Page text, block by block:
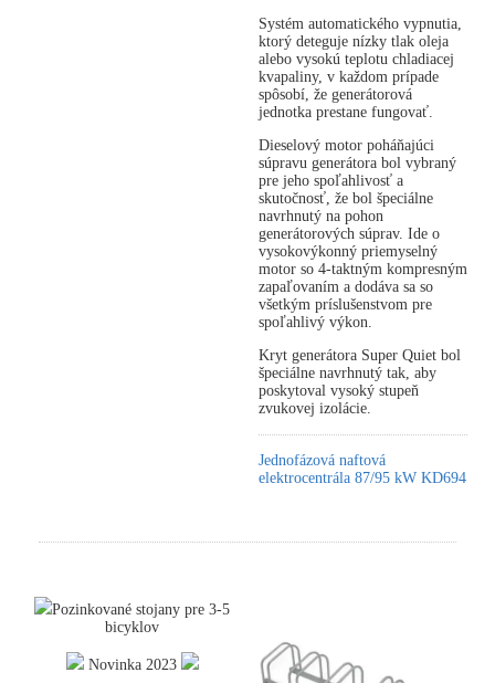
Systém automatického vypnutia,
ktorý deteguje nízky tlak oleja
alebo vysokú teplotu chladiacej
kvapaliny, v každom prípade
spôsobí, že generátorová
jednotka prestane fungovať.
Dieselový motor poháňajúci
súpravu generátora bol vybraný
pre jeho spoľahlivosť a
skutočnosť, že bol špeciálne
navrhnutý na pohon
generátorových súprav. Ide o
vysokovýkonný priemyselný
motor so 4-taktným kompresným
zapaľovaním a dodáva sa so
všetkým príslušenstvom pre
spoľahlivý výkon.
Kryt generátora Super Quiet bol
špeciálne navrhnutý tak, aby
poskytoval vysoký stupeň
zvukovej izolácie.
Jednofázová naftová
elektrocentrála 87/95 kW KD694
Pozinkované stojany pre 3-5
bicyklov
Novinka 2023